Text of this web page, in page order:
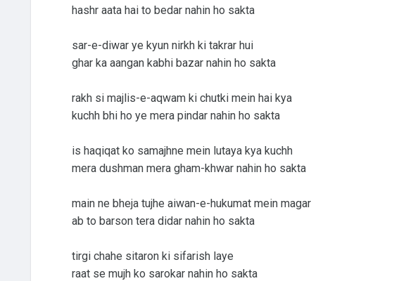
hashr aata hai to bedar nahin ho sakta
sar-e-diwar ye kyun nirkh ki takrar hui
ghar ka aangan kabhi bazar nahin ho sakta
rakh si majlis-e-aqwam ki chutki mein hai kya
kuchh bhi ho ye mera pindar nahin ho sakta
is haqiqat ko samajhne mein lutaya kya kuchh
mera dushman mera gham-khwar nahin ho sakta
main ne bheja tujhe aiwan-e-hukumat mein magar
ab to barson tera didar nahin ho sakta
tirgi chahe sitaron ki sifarish laye
raat se mujh ko sarokar nahin ho sakta